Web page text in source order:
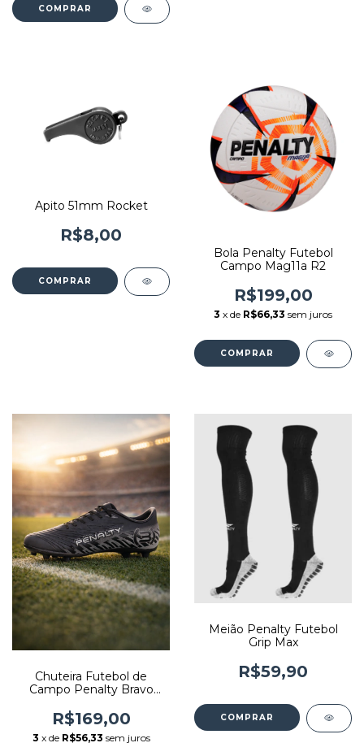
COMPRAR
Apito 51mm Rocket
R$8,00
Bola Penalty Futebol
Campo Mag11a R2
R$199,00
3 x de R$66,33 sem juros
COMPRAR
Chuteira Futebol de
Campo Penalty Bravo
R$169,00
3 x de R$56,33 sem juros
Meião Penalty Futebol
Grip Max
R$59,90
COMPRAR